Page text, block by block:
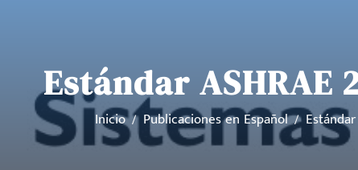
Estándar ASHRAE
Inicio Publicaciones en Español Estándar